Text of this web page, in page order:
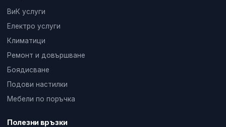
ВиК услуги
Електро услуги
Климатици
Ремонт и довършване
Боядисване
Подови настилки
Мебели по поръчка
Полезни връзки